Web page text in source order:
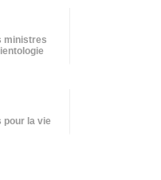
ministres
pour la vie